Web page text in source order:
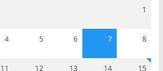
1
4 5 6 7 8
11 12 13 14 15